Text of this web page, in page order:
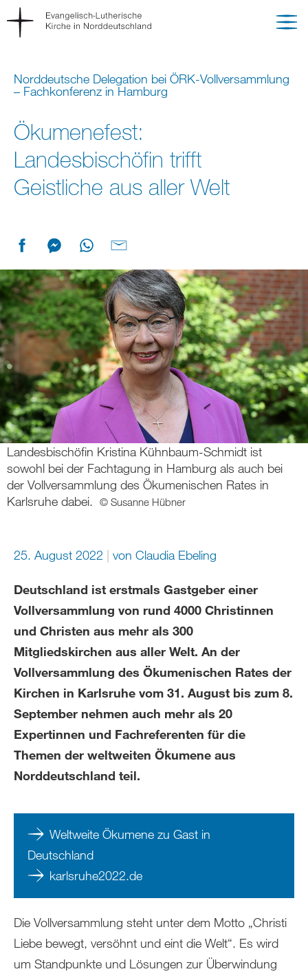
Norddeutsche Delegation bei ÖRK-Vollversammlung
– Fachkonferenz in Hamburg
Ökumenefest:
Landesbischöfin trifft
Geistliche aus aller Welt
Landesbischöfin Kristina Kühnbaum-Schmidt ist
sowohl bei der Fachtagung in Hamburg als auch bei
der Vollversammlung des Ökumenischen Rates in
Karlsruhe dabei.
© Susanne Hübner
25. August 2022 vonClaudia Ebeling
Deutschland ist erstmals Gastgeber einer
Vollversammlung von rund 4000 Christinnen
und Christen aus mehr als 300
Mitgliedskirchen aus aller Welt. An der
Vollversammlung des Ökumenischen Rates der
Kirchen in Karlsruhe vom 31. August bis zum 8.
September nehmen auch mehr als 20
Expertinnen und Fachreferenten für die
Themen der weltweiten Ökumene aus
Norddeutschland teil.
Weltweite Ökumene zu Gast in
Deutschland
karlsruhe2022.de
Die Vollversammlung steht unter dem Motto „Christi
Liebe bewegt, versöhnt und eint die Welt“. Es wird
um Standpunkte und Lösungen zur Überwindung